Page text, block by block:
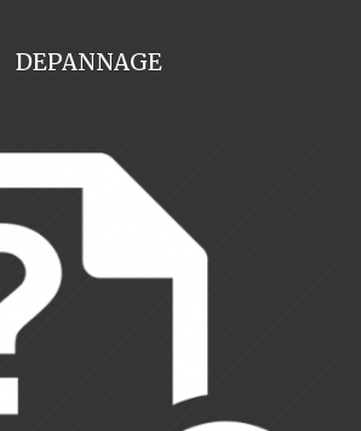
DEPANNAGE